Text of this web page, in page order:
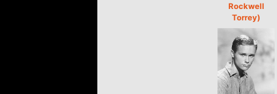
Rockwell
Torrey)